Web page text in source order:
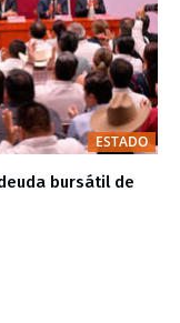
ESTADO
bursátil de